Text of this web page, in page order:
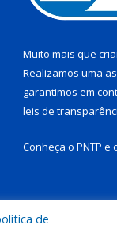
Muito mais que
Realizamos uma
garantimos em
leis de
Conheça o PNTP e
de